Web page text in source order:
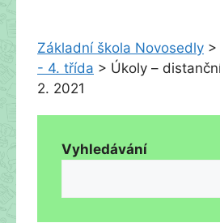
Základní škola Novosedly >
- 4. třída > Úkoly –
2. 2021
Vyhledávání